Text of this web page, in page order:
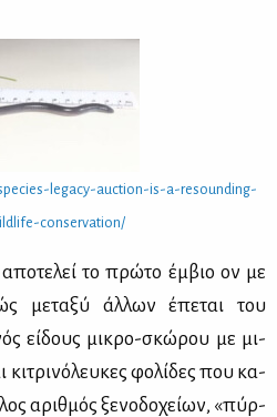
​legacy-​auction-​is-​a-​res​ound​ing-​
​con​serv​atio​n/
το πρώ­το έμ­βιο ον με
με­τα­ξύ άλ­λων έπε­ται του
εί­δους μι­κρο-σκώ­ρου με μι­
κι­τρι­νό­λευ­κες φο­λί­δες που κα­
αριθ­μός ξε­νο­δο­χεί­ων, «πύρ­